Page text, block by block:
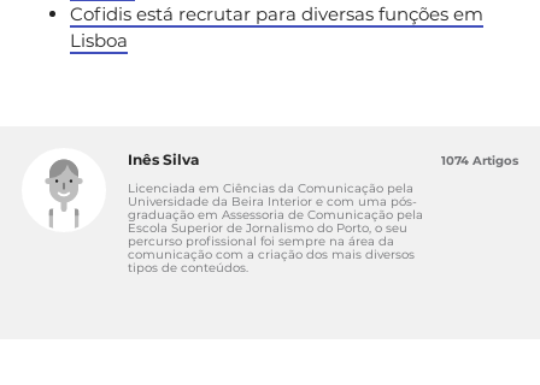
Cofidis está recrutar para diversas funções em
Lisboa
Inês Silva
Licenciada em Ciências da Comunicação pela
Universidade da Beira Interior e com uma pós-
graduação em Assessoria de Comunicação pela
Escola Superior de Jornalismo do Porto, o seu
percurso profissional foi sempre na área da
comunicação com a criação dos mais diversos
tipos de conteúdos.
1074 Artigos